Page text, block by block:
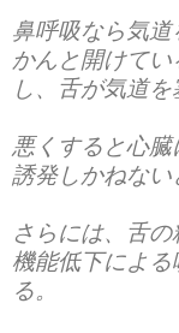
鼻呼吸なら気
かんと開けて
し、舌が気道を
悪くすると心
誘発しかねない
さらには、舌
機能低下によ
る。